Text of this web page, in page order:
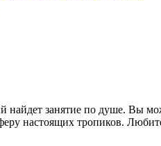
найдет занятие по душе. Вы
настоящих тропиков.